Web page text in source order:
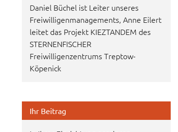
Daniel Büchel ist Leiter unseres
Freiwilligenmanagements, Anne Eilert
leitet das Projekt KIEZTANDEM des
STERNENFISCHER
Freiwilligenzentrums Treptow-
Köpenick
Ihr Beitrag